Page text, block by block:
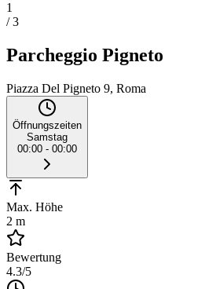
1
/3
Parcheggio Pigneto
Piazza Del Pigneto 9, Roma
Öffnungszeiten
Samstag
00:00 - 00:00
Max. Höhe
2 m
Bewertung
4.3/5